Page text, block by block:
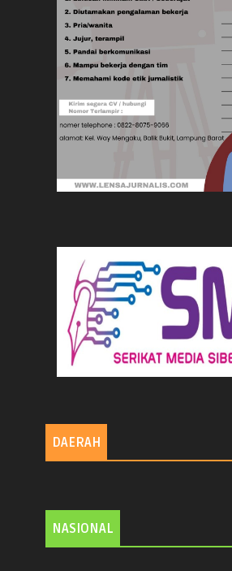
DAERAH
NASIONAL